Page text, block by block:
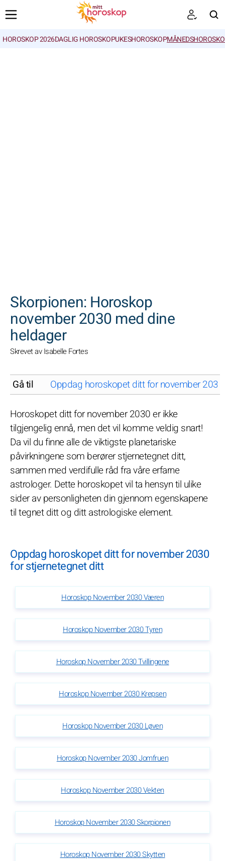
HOROSKOP 2026DAGLIG HOROSKOPUKESHOROSKOP
Skorpionen: Horoskop
november 2030 med dine
heldager
Skrevet av Isabelle Fortes
Gå til Oppdag horoskopet ditt for november
Horoskopet ditt for november 2030 er ikke
tilgjengelig ennå, men det vil komme veldig snart!
Da vil du finne alle de viktigste planetariske
påvirkningene som berører stjernetegnet ditt,
sammen med verdifulle råd fra våre erfarne
astrologer. Dette horoskopet vil ta hensyn til ulike
sider av personligheten din gjennom egenskapene
til tegnet ditt og ditt astrologiske element.
Oppdag horoskopet ditt for november 2030
for stjernetegnet ditt
Horoskop November 2030 Væren
Horoskop November 2030 Tyren
Horoskop November 2030 Tvillingene
Horoskop November 2030 Krepsen
Horoskop November 2030 Løven
Horoskop November 2030 Jomfruen
Horoskop November 2030 Vekten
Horoskop November 2030 Skorpionen
Horoskop November 2030 Skytten